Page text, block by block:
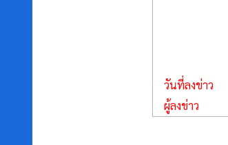
วันที่ลงข่าว
ผู้ลงข่าว